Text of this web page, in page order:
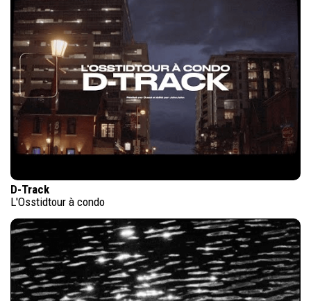
D-Track
L'Osstidtour à condo